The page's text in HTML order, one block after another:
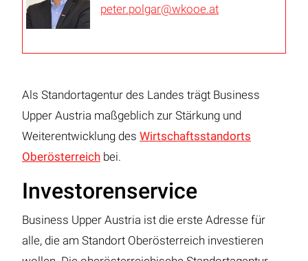
peter.polgar@wkooe.at
Als Standortagentur des Landes trägt Business
Upper Austria maßgeblich zur Stärkung und
Weiterentwicklung des Wirtschaftsstandorts
Oberösterreich bei.
Investorenservice
Business Upper Austria ist die erste Adresse für
alle, die am Standort Oberösterreich investieren